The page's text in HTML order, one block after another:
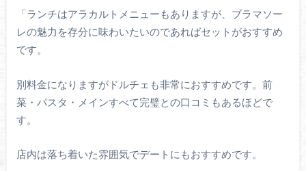
「ランチはアラカルトメニューもありますが、ブラマソー
レの魅力を存分に味わいたいのであればセットがおすすめ
です。
別料金になりますがドルチェも非常におすすめです。前
菜・パスタ・メインすべて完璧との口コミもあるほどで
す。
店内は落ち着いた雰囲気でデートにもおすすめです。